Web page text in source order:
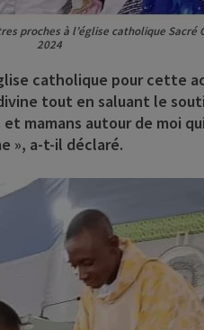
proches à l’église catholique
2024
catholique pour cette
tout en saluant le
mamans autour de moi
», a-t-il déclaré.